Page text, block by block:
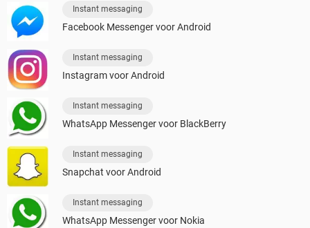
Instant messaging
Facebook Messenger voor Android
Instant messaging
Instagram voor Android
Instant messaging
WhatsApp Messenger voor BlackBerry
Instant messaging
Snapchat voor Android
Instant messaging
WhatsApp Messenger voor Nokia